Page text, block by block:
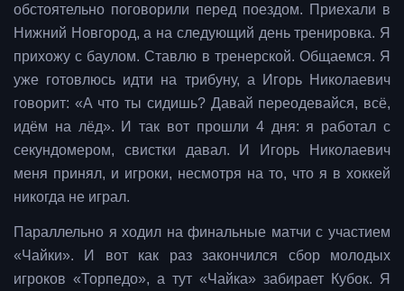
обстоятельно поговорили перед поездом. Приехали в
Нижний Новгород, а на следующий день тренировка. Я
прихожу с баулом. Ставлю в тренерской. Общаемся. Я
уже готовлюсь идти на трибуну, а Игорь Николаевич
говорит: «А что ты сидишь? Давай переодевайся, всё,
идём на лёд». И так вот прошли 4 дня: я работал с
секундомером, свистки давал. И Игорь Николаевич
меня принял, и игроки, несмотря на то, что я в хоккей
никогда не играл.
Параллельно я ходил на финальные матчи с участием
«Чайки». И вот как раз закончился сбор молодых
игроков «Торпедо», а тут «Чайка» забирает Кубок. Я